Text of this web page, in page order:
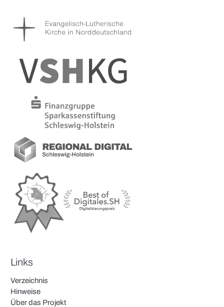
Links
Verzeichnis
Hinweise
Über das Projekt